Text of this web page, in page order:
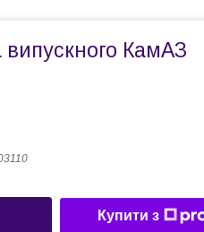
КамАЗ
Купити з